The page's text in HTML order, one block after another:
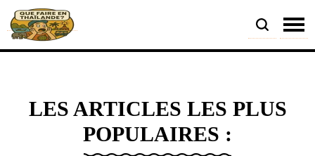
LES ARTICLES LES PLUS
POPULAIRES :